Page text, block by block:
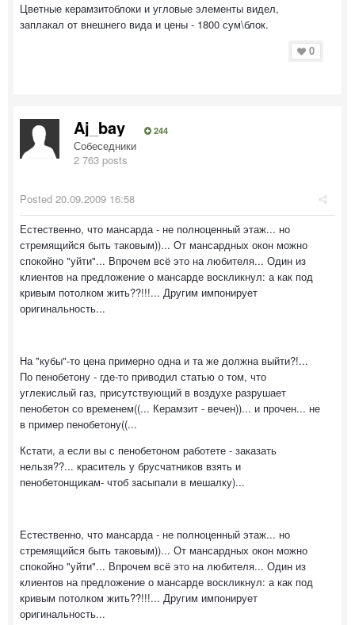
Цветные керамзитоблоки и угловые элементы видел,
заплакал от внешнего вида и цены - 1800 сум\блок.
0
Aj_bay 244
Собеседники
2 763 posts
Posted 20.09.2009 16:58
Естественно, что мансарда - не полноценный этаж... но
стремящийся быть таковым))... От мансардных окон можно
спокойно "уйти"... Впрочем всё это на любителя... Один из
клиентов на предложение о мансарде воскликнул: а как под
кривым потолком жить??!!!... Другим импонирует
оригинальность...
На "кубы"-то цена примерно одна и та же должна выйти?!...
По пенобетону - где-то приводил статью о том, что
углекислый газ, присутствующий в воздухе разрушает
пенобетон со временем((... Керамзит - вечен))... и прочен... не
в пример пенобетону((...
Кстати, а если вы с пенобетоном работете - заказать
нельзя??... краситель у брусчатников взять и
пенобетонщикам- чтоб засыпали в мешалку)...
Естественно, что мансарда - не полноценный этаж... но
стремящийся быть таковым))... От мансардных окон можно
спокойно "уйти"... Впрочем всё это на любителя... Один из
клиентов на предложение о мансарде воскликнул: а как под
кривым потолком жить??!!!... Другим импонирует
оригинальность...